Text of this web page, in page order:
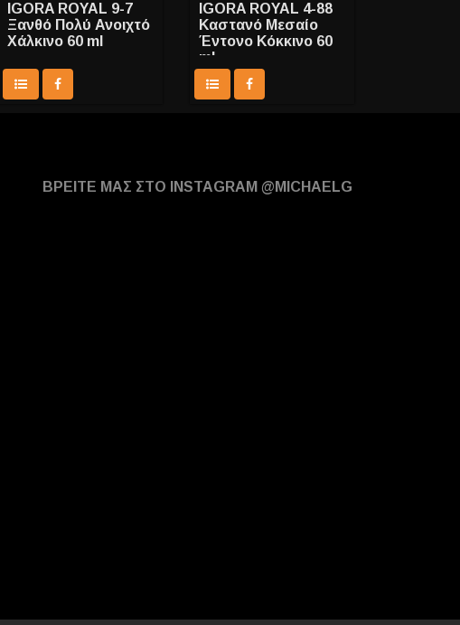
IGORA ROYAL 9-7
Ξανθό Πολύ Ανοιχτό
Χάλκινο 60 ml
IGORA ROYAL 4-88
Καστανό Μεσαίο
Έντονο Κόκκινο 60
ml
ΒΡΕΙΤΕ ΜΑΣ ΣΤΟ INSTAGRAM @MICHAELG